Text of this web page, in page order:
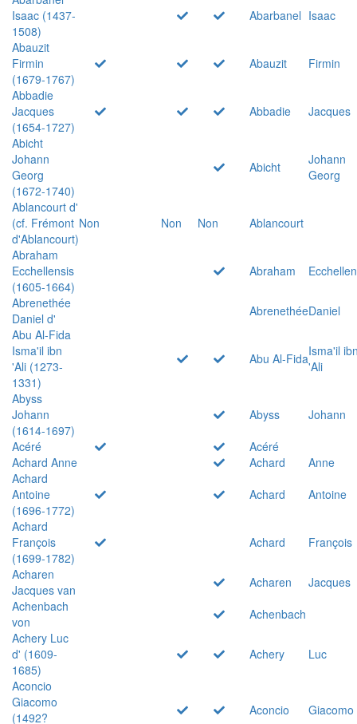
Isaac (1437-
1508)
Abarbanel Isaac
Abauzit
Firmin
(1679-1767)
Abauzit
Firmin
Abbadie
Jacques
(1654-1727)
Abbadie
Jacques
Abicht
Johann
Georg
(1672-1740)
Abicht
Johann
Georg
Ablancourt d'
(cf. Frémont
d'Ablancourt)
Non Non Non
Ablancourt
Abraham
Ecchellensis
(1605-1664)
Abraham
Abrenethée
Daniel d'
AbrenethéeDaniel
Abu Al-Fida
Isma'il ibn
'Ali (1273-
1331)
Abu Al-FidaIsma'il
'Ali
Abyss
Johann
(1614-1697)
Abyss
Johann
Acéré
Acéré
Achard Anne
Achard
Anne
Achard
Antoine
(1696-1772)
Achard
Antoine
Achard
François
(1699-1782)
Achard
François
Acharen
Jacques van
Acharen
Jacques
Achenbach
von
Achenbach
Achery Luc
d' (1609-
1685)
Achery
Luc
Aconcio
Giacomo
(1492?
Aconcio Giacomo